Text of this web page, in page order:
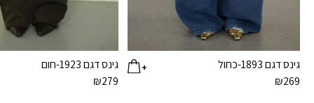
גינס דגם 1893-כחול
₪269
גינס דגם 1923-חום
₪279